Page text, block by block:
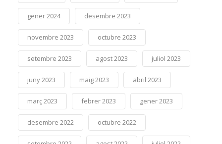
gener 2024 desembre 2023
novembre 2023 octubre 2023
setembre 2023 agost 2023 juliol 2023
juny 2023 maig 2023 abril 2023
març 2023 febrer 2023 gener 2023
desembre 2022 octubre 2022